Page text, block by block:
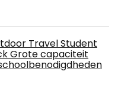
Travel Student
Grote capaciteit